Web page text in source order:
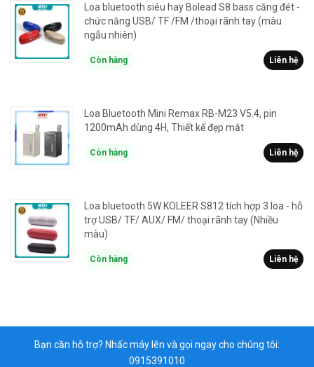
Loa bluetooth siêu hay Bolead S8 bass căng đét -
chức năng USB/ TF /FM /thoại rãnh tay (màu
ngẫu nhiên)
Còn hàng Liên hệ
Loa Bluetooth Mini Remax RB-M23 V5.4, pin
1200mAh dùng 4H, Thiết kế đẹp mắt
Còn hàng Liên hệ
Loa bluetooth 5W KOLEER S812 tích hợp 3 loa - hỗ
trợ USB/ TF/ AUX/ FM/ thoại rãnh tay (Nhiều
màu)
Còn hàng Liên hệ
Bạn cần hỗ trợ? Nhấc máy lên và gọi ngay cho chúng tôi:
0915391010